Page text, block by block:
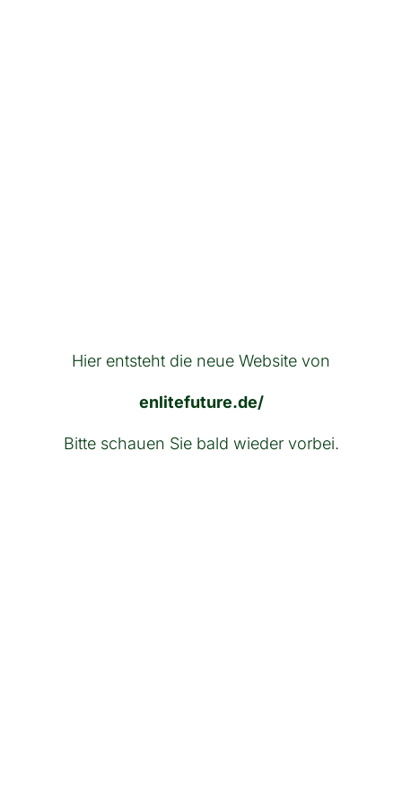
Hier entsteht die neue Website von
enlitefuture.de/
Bitte schauen Sie bald wieder vorbei.